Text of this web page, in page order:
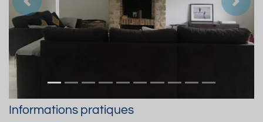
Précedent
Informations pratiques